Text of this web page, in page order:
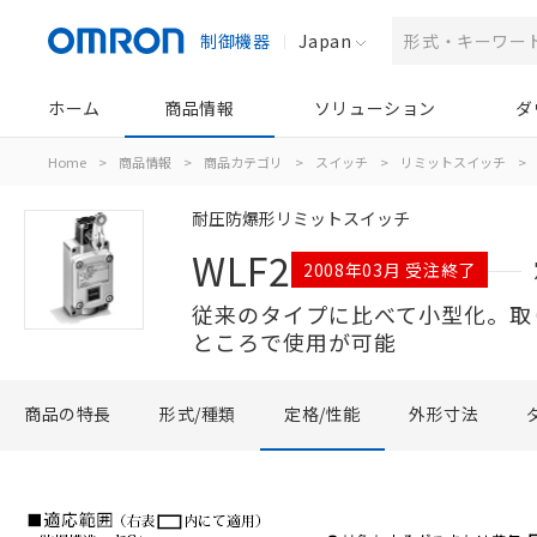
制御機器 Japan
ホーム 商品情報 ソリューション
Home > 商品情報 > 商品カテゴリ > スイッチ > リミットスイッチ >
耐圧防爆形リミットスイッチ
WLF2 2008年03月 受注終了
従来のタイプに比べて小型化。
ところで使用が可能
商品の特長 形式/種類 定格/性能 外形寸法